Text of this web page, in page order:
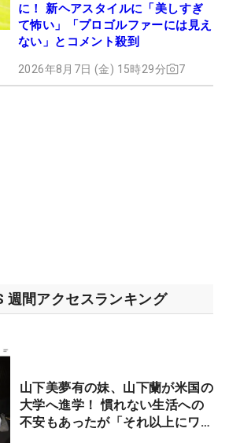
に！ 新ヘアスタイルに「美しすぎ
て怖い」「プロゴルファーには見え
ない」とコメント殺到
2026年8月7日 (金) 15時29分 7
週間アクセスランキング
山下美夢有の妹、山下蘭が米国の
大学へ進学！ 慣れない生活への
不安もあったが「それ以上にワク